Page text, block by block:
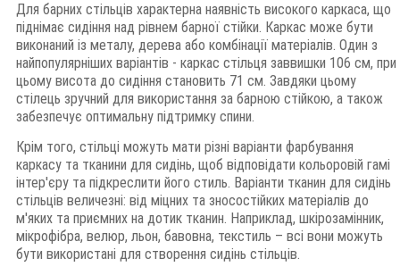
Для барних стільців характерна наявність високого каркаса, що
піднімає сидіння над рівнем барної стійки. Каркас може бути
виконаний із металу, дерева або комбінації матеріалів. Один з
найпопулярніших варіантів - каркас стільця заввишки 106 см, при
цьому висота до сидіння становить 71 см. Завдяки цьому
стілець зручний для використання за барною стійкою, а також
забезпечує оптимальну підтримку спини.
Крім того, стільці можуть мати різні варіанти фарбування
каркасу та тканини для сидінь, щоб відповідати кольоровій гамі
інтер'єру та підкреслити його стиль. Варіанти тканин для сидінь
стільців величезні: від міцних та зносостійких матеріалів до
м'яких та приємних на дотик тканин. Наприклад, шкірозамінник,
мікрофібра, велюр, льон, бавовна, текстиль – всі вони можуть
бути використані для створення сидінь стільців.